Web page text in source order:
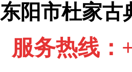
东阳市杜家古
服务热线：